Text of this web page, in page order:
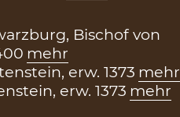
Bischof von
mehr
erw. 1373 mehr
erw. 1373 mehr